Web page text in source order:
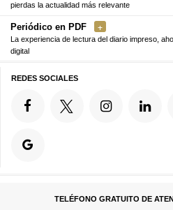
pierdas la actualidad más relevante
Periódico en PDF
La experiencia de lectura del diario impreso,
digital
REDES SOCIALES
TELÉFONO GRATUITO DE